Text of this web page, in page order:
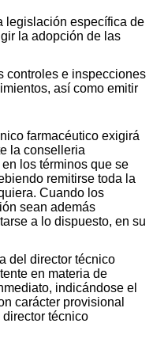
legislación específica de
la adopción de las
controles e inspecciones
así como emitir
farmacéutico exigirá
la conselleria
los términos que se
remitirse toda la
Cuando los
sean además
a lo dispuesto, en su
del director técnico
en materia de
indicándose el
carácter provisional
técnico